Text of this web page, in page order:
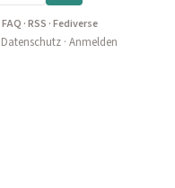
FAQ ·RSS ·Fediverse
Datenschutz· Anmelden